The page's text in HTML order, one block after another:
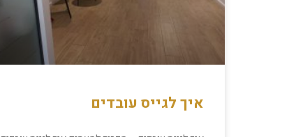
איך לגייס עובדים